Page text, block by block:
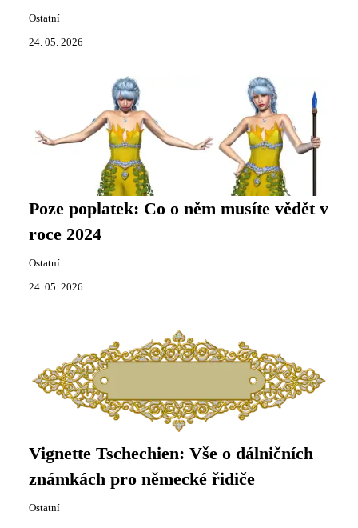
Ostatní
24. 05. 2026
Poze poplatek: Co o něm musíte vědět v
roce 2024
Ostatní
24. 05. 2026
Vignette Tschechien: Vše o dálničních
známkách pro německé řidiče
Ostatní